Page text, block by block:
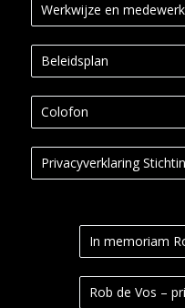
Werkwijze en
Beleidsplan
Colofon
Privacyverklaring
In memoriam
Rob de Vos –